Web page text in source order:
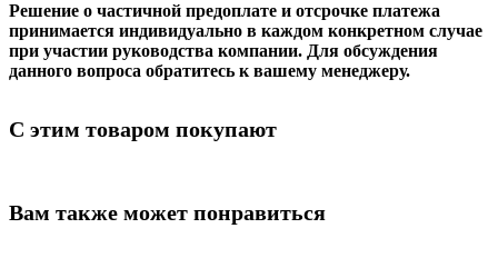
Решение о частичной предоплате и отсрочке платежа
принимается индивидуально в каждом конкретном случае
при участии руководства компании. Для обсуждения
данного вопроса обратитесь к вашему менеджеру.
С этим товаром покупают
Вам также может понравиться